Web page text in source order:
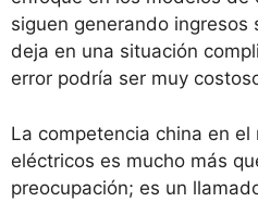
siguen generando ingresos
deja en una situación
error podría ser muy
La competencia china en
eléctricos es mucho más
preocupación; es un